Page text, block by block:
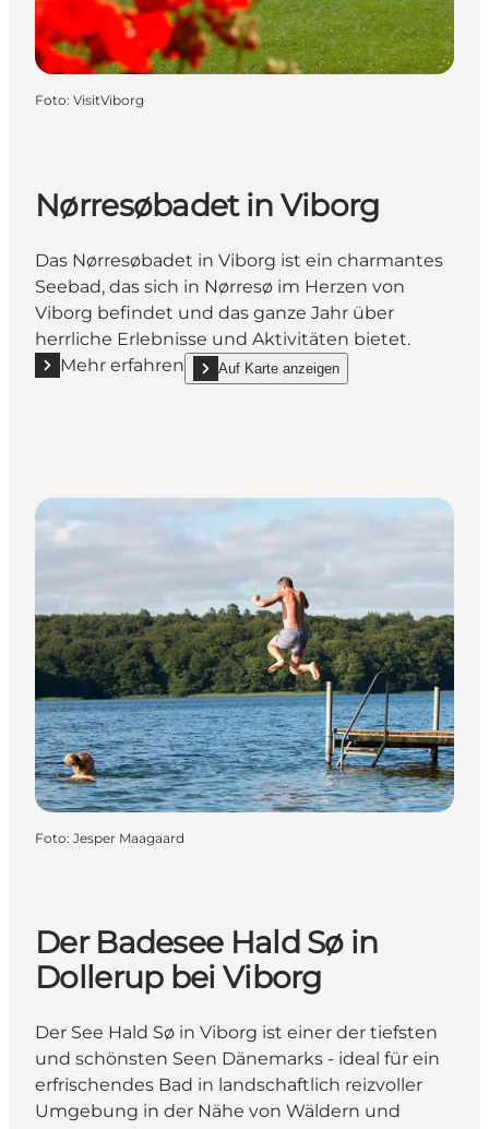
Foto: VisitViborg
Nørresøbadet in Viborg
Das Nørresøbadet in Viborg ist ein charmantes
Seebad, das sich in Nørresø im Herzen von
Viborg befindet und das ganze Jahr über
herrliche Erlebnisse und Aktivitäten bietet.
Mehr erfahren
Mehr erfahren "Nørresøbadet in Viborg"
Auf Karte anzeigen
show Nørresøbadet in Viborg on_map
Foto: Jesper Maagaard
Der Badesee Hald Sø in
Dollerup bei Viborg
Der See Hald Sø in Viborg ist einer der tiefsten
und schönsten Seen Dänemarks - ideal für ein
erfrischendes Bad in landschaftlich reizvoller
Umgebung in der Nähe von Wäldern und